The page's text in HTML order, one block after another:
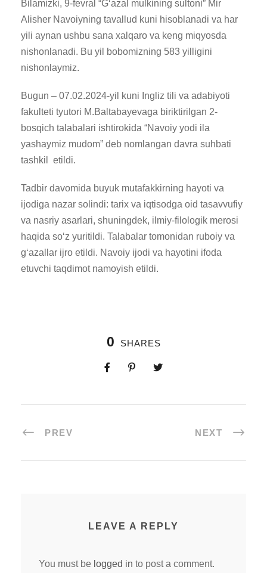
Bilamizki, 9-fevral “Gʻazal mulkining sultoni” Mir
Alisher Navoiyning tavallud kuni hisoblanadi va har
yili aynan ushbu sana xalqaro va keng miqyosda
nishonlanadi. Bu yil bobomizning 583 yilligini
nishonlaymiz.
Bugun – 07.02.2024-yil kuni Ingliz tili va adabiyoti
fakulteti tyutori M.Baltabayevaga biriktirilgan 2-
bosqich talabalari ishtirokida “Navoiy yodi ila
yashaymiz mudom” deb nomlangan davra suhbati
tashkil etildi.
Tadbir davomida buyuk mutafakkirning hayoti va
ijodiga nazar solindi: tarix va iqtisodga oid tasavvufiy
va nasriy asarlari, shuningdek, ilmiy-filologik merosi
haqida soʻz yuritildi. Talabalar tomonidan ruboiy va
gʻazallar ijro etildi. Navoiy ijodi va hayotini ifoda
etuvchi taqdimot namoyish etildi.
0 SHARES
PREV NEXT
LEAVE A REPLY
You must be logged in to post a comment.